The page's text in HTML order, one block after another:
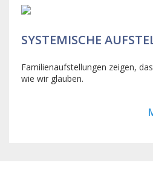
SYSTEMISCHE
Familienaufstellungen zeigen,
wie wir glauben.